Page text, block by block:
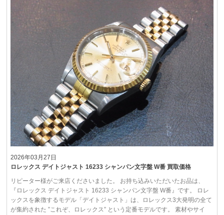
2026年03月27日
ロレックス デイトジャスト 16233 シャンパン文字盤 W番 買取価格
リピーター様がご来店くださいました。 お持ち込みいただいたお品は、
『ロレックス デイトジャスト 16233 シャンパン文字盤 W番』です。 ロレ
ックスを象徴するモデル「デイトジャスト」は、ロレックス3大発明の全て
が集約された ”これぞ、ロレックス” という定番モデルです。 素材やサイ